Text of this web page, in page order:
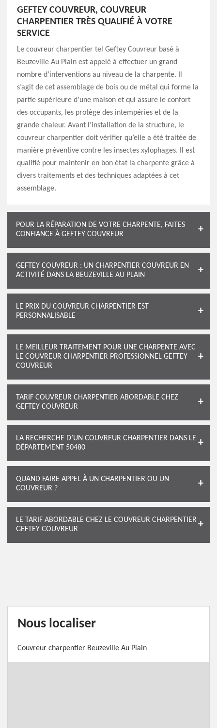
GEFTEY COUVREUR, COUVREUR
CHARPENTIER TRÈS QUALIFIÉ À VOTRE
SERVICE
Le couvreur charpentier tel Geftey Couvreur basé à
Beuzeville Au Plain est appelé à effectuer un grand
nombre d’interventions au niveau de la charpente. Il
s’agit de cet assemblage de bois ou de métal qui forme la
partie supérieure d’une maison et qui assure le confort
des occupants, les protège des intempéries et de la
grande chaleur. Avant l’installation de la structure, le
couvreur charpentier doit vérifier qu’elle a été traitée de
manière préventive contre les insectes xylophages. Il est
qualifié pour maintenir en bon état la charpente grâce à
divers traitements et des techniques adaptées à cet
assemblage.
POUR LA RÉPARATION DE VOTRE CHARPENTE, FAITES
CONFIANCE À GEFTEY COUVREUR
GEFTEY COUVREUR : UN CHARPENTIER COUVREUR EN
ACTIVITÉ DANS LA BEUZEVILLE AU PLAIN
LE PRIX DU COUVREUR CHARPENTIER EST
PERSONNALISABLE
LE MEILLEUR TRAITEMENT POUR UNE CHARPENTE AVEC
LE COUVREUR CHARPENTIER PROFESSIONNEL GEFTEY
COUVREUR
TARIF COUVREUR CHARPENTIER ABORDABLE CHEZ
GEFTEY COUVREUR
LA RECHERCHE D’UN COUVREUR CHARPENTIER DANS LE
DÉPARTEMENT 50480
QUAND FAIRE APPEL À UN CHARPENTIER OU UN
COUVREUR ?
LE TARIF ABORDABLE CHEZ LE COUVREUR CHARPENTIER
GEFTEY COUVREUR
Nous localiser
Couvreur charpentier Beuzeville Au Plain